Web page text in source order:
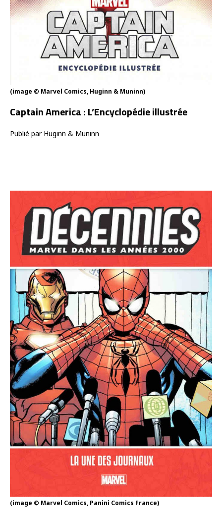
(image © Marvel Comics, Huginn & Muninn)
Captain America : L’Encyclopédie illustrée
Publié par Huginn & Muninn
(image © Marvel Comics, Panini Comics France)